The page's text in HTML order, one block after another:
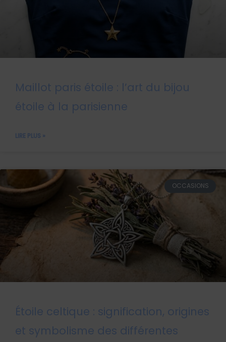
Maillot paris étoile : l’art du bijou
étoile à la parisienne
LIRE PLUS »
OCCASIONS
Étoile celtique : signification, origines
et symbolisme des différentes